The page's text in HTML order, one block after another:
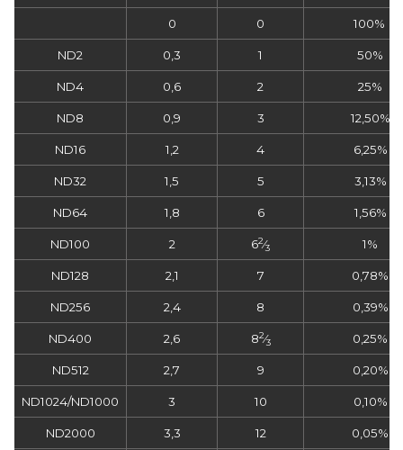
0 0 100%
ND2 0,3 1 50%
ND4 0,6 2 25%
ND8 0,9 3 12,50%
ND16 1,2 4 6,25%
ND32 1,5 5 3,13%
ND64 1,8 6 1,56%
ND100 2 62⁄3 1%
ND128 2,1 7 0,78%
ND256 2,4 8 0,39%
ND400 2,6 82⁄3 0,25%
ND512 2,7 9 0,20%
ND1024/ND1000 3 10 0,10%
ND2000 3,3 12 0,05%